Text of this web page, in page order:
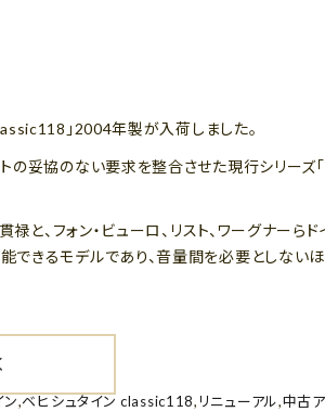
」2004年製が入荷しました。
妥協のない要求を整合させた現行シリーズ「
、フォン・ビューロ、リスト、ワーグナーら
きるモデルであり、音量間を必要としない
ン,ベヒシュタイン classic118, リニューアル,中古